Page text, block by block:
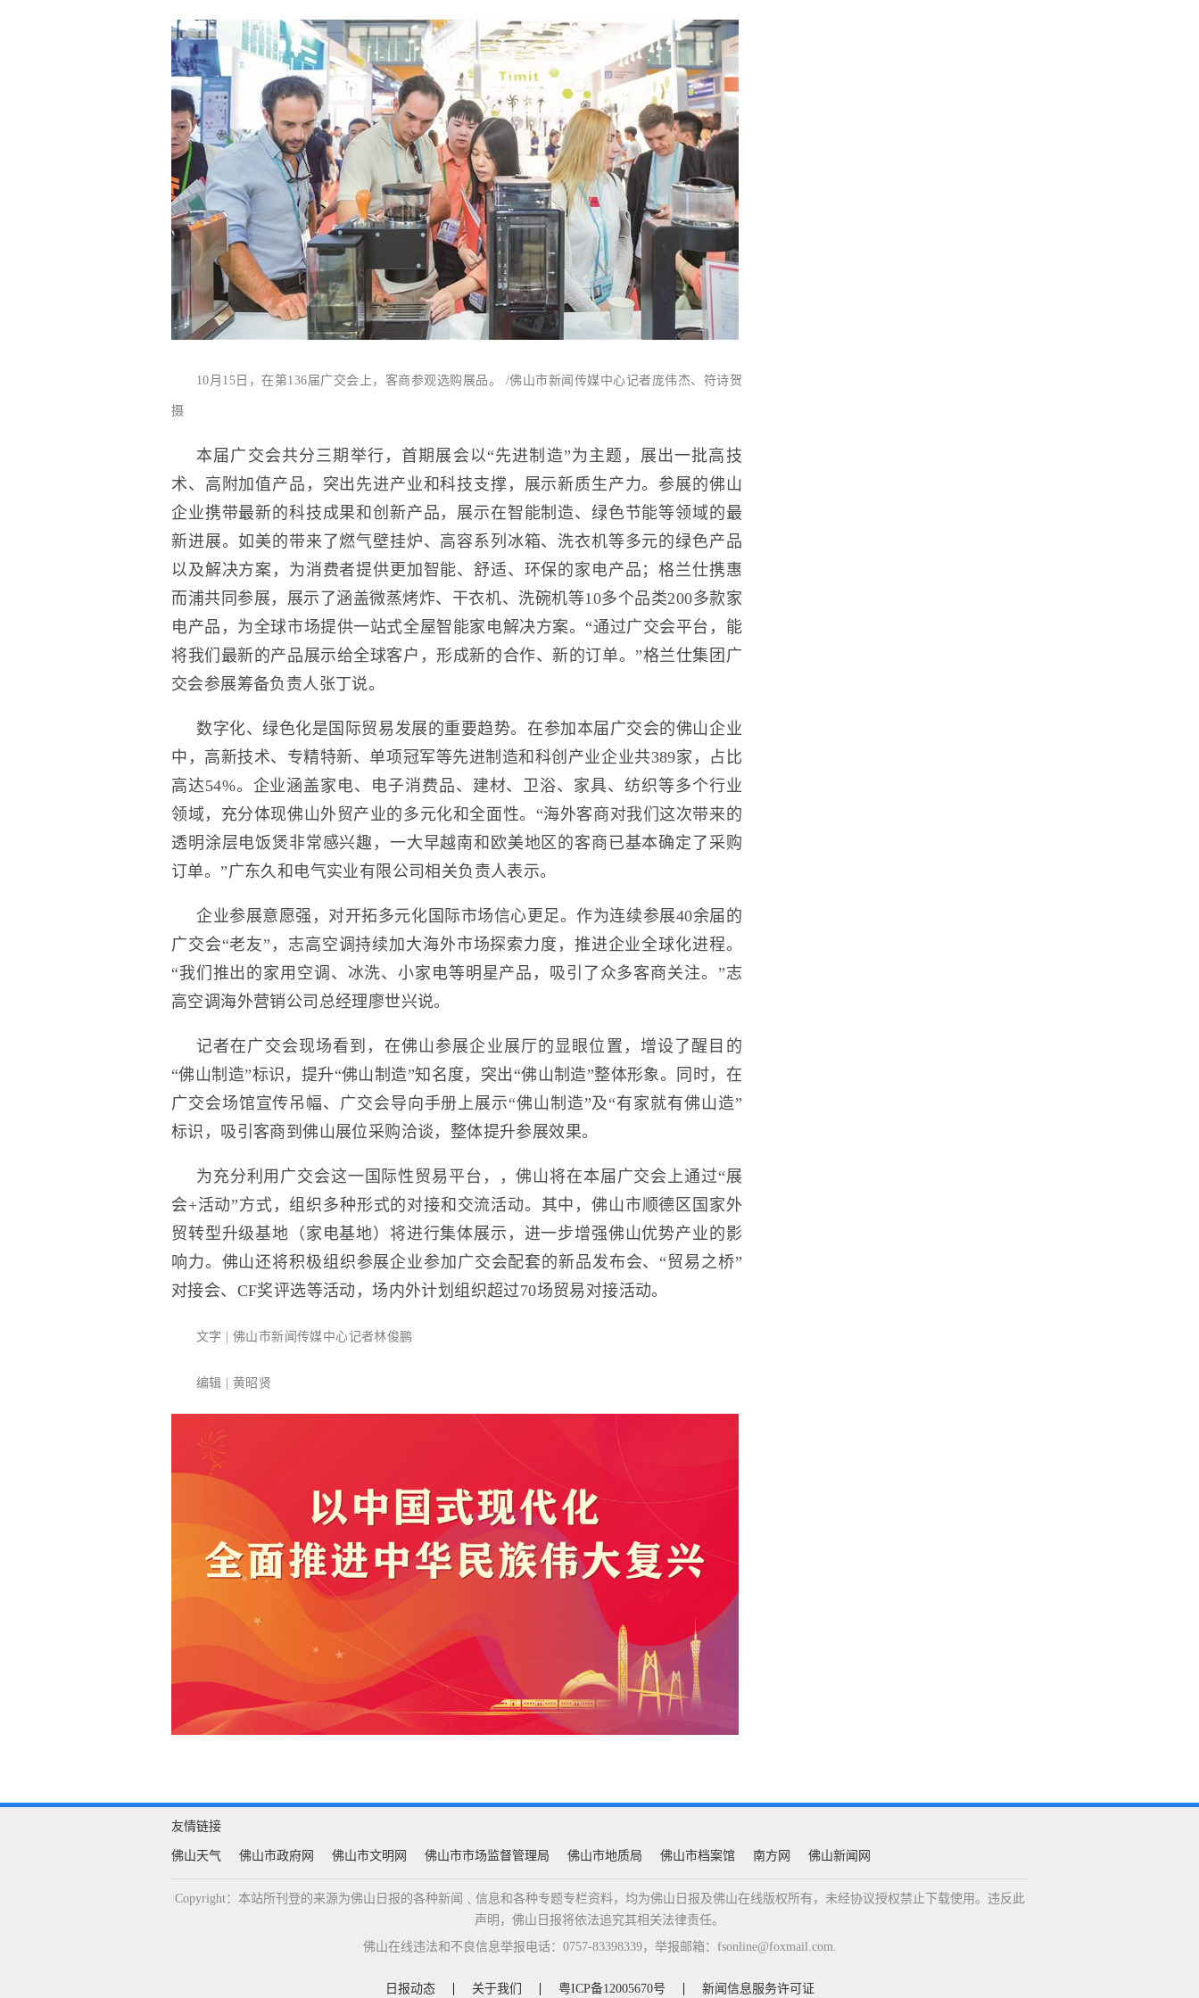
10月15日，在第136届广交会上，客商参观选购展品。 /佛山市新闻传媒中心记者庞伟杰、符诗贺
摄
本届广交会共分三期举行，首期展会以“先进制造”为主题，展出一批高技
术、高附加值产品，突出先进产业和科技支撑，展示新质生产力。参展的佛山
企业携带最新的科技成果和创新产品，展示在智能制造、绿色节能等领域的最
新进展。如美的带来了燃气壁挂炉、高容系列冰箱、洗衣机等多元的绿色产品
以及解决方案，为消费者提供更加智能、舒适、环保的家电产品；格兰仕携惠
而浦共同参展，展示了涵盖微蒸烤炸、干衣机、洗碗机等10多个品类200多款家
电产品，为全球市场提供一站式全屋智能家电解决方案。“通过广交会平台，能
将我们最新的产品展示给全球客户，形成新的合作、新的订单。”格兰仕集团广
交会参展筹备负责人张丁说。
数字化、绿色化是国际贸易发展的重要趋势。在参加本届广交会的佛山企业
中，高新技术、专精特新、单项冠军等先进制造和科创产业企业共389家，占比
高达54%。企业涵盖家电、电子消费品、建材、卫浴、家具、纺织等多个行业
领域，充分体现佛山外贸产业的多元化和全面性。“海外客商对我们这次带来的
透明涂层电饭煲非常感兴趣，一大早越南和欧美地区的客商已基本确定了采购
订单。”广东久和电气实业有限公司相关负责人表示。
企业参展意愿强，对开拓多元化国际市场信心更足。作为连续参展40余届的
广交会“老友”，志高空调持续加大海外市场探索力度，推进企业全球化进程。
“我们推出的家用空调、冰洗、小家电等明星产品，吸引了众多客商关注。”志
高空调海外营销公司总经理廖世兴说。
记者在广交会现场看到，在佛山参展企业展厅的显眼位置，增设了醒目的
“佛山制造”标识，提升“佛山制造”知名度，突出“佛山制造”整体形象。同时，在
广交会场馆宣传吊幅、广交会导向手册上展示“佛山制造”及“有家就有佛山造”
标识，吸引客商到佛山展位采购洽谈，整体提升参展效果。
为充分利用广交会这一国际性贸易平台，，佛山将在本届广交会上通过“展
会+活动”方式，组织多种形式的对接和交流活动。其中，佛山市顺德区国家外
贸转型升级基地（家电基地）将进行集体展示，进一步增强佛山优势产业的影
响力。佛山还将积极组织参展企业参加广交会配套的新品发布会、“贸易之桥”
对接会、CF奖评选等活动，场内外计划组织超过70场贸易对接活动。
文字 | 佛山市新闻传媒中心记者林俊鹏
编辑 | 黄昭贤
友情链接
佛山天气 佛山市政府网 佛山市文明网 佛山市市场监督管理局 佛山市地质局 佛山市档案馆 南方网 佛山新闻网
Copyright：本站所刊登的来源为佛山日报的各种新闻﹑信息和各种专题专栏资料，均为佛山日报及佛山在线版权所有，未经协议授权禁止下载使用。违反此
声明，佛山日报将依法追究其相关法律责任。
佛山在线违法和不良信息举报电话：0757-83398339，举报邮箱：fsonline@foxmail.com.
日报动态 关于我们 粤ICP备12005670号 新闻信息服务许可证